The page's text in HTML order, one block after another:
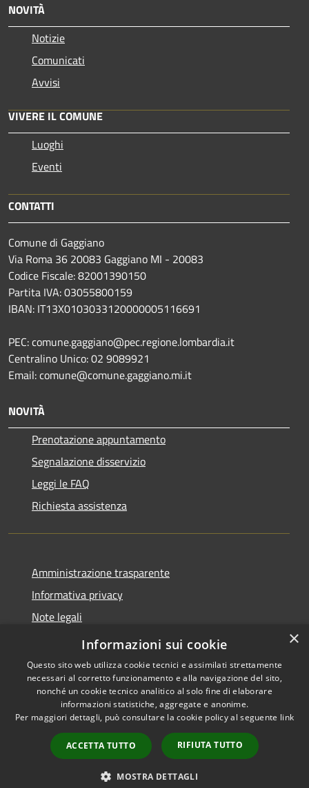
NOVITÀ
Notizie
Comunicati
Avvisi
VIVERE IL COMUNE
Luoghi
Eventi
CONTATTI
Comune di Gaggiano
Via Roma 36 20083 Gaggiano MI - 20083
Codice Fiscale: 82001390150
Partita IVA: 03055800159
IBAN: IT13X0103033120000005116691
PEC: comune.gaggiano@pec.regione.lombardia.it
Centralino Unico: 02 9089921
Email: comune@comune.gaggiano.mi.it
NOVITÀ
Prenotazione appuntamento
Segnalazione disservizio
Leggi le FAQ
Richiesta assistenza
Amministrazione trasparente
Informativa privacy
Note legali
Dichiarazione di accessibilità
Accessibilità
Copyright © 2026 • Comune di
Gaggiano • Powered by
Municipium•
Accesso
redazione
×
Informazioni sui cookie
Questo sito web utilizza cookie tecnici e assimilati strettamente
necessari al corretto funzionamento e alla navigazione del sito,
nonché un cookie tecnico analitico al solo fine di elaborare
informazioni statistiche, aggregate e anonime.
Per maggiori dettagli, può consultare la cookie policy al seguente link
ACCETTA TUTTO RIFIUTA TUTTO
MOSTRA DETTAGLI